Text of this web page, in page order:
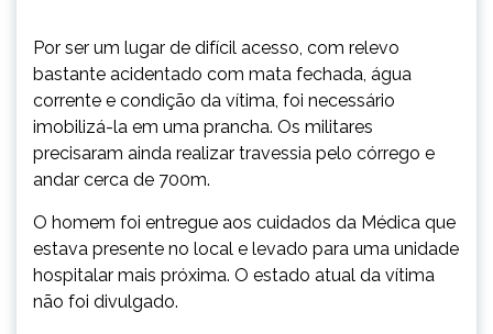
Por ser um lugar de difícil acesso, com relevo
bastante acidentado com mata fechada, água
corrente e condição da vítima, foi necessário
imobilizá-la em uma prancha. Os militares
precisaram ainda realizar travessia pelo córrego e
andar cerca de 700m.
O homem foi entregue aos cuidados da Médica que
estava presente no local e levado para uma unidade
hospitalar mais próxima. O estado atual da vítima
não foi divulgado.